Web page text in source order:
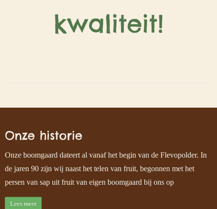
kwaliteit!
Onze historie
Onze boomgaard dateert al vanaf het begin van de Flevopolder. In
de jaren 90 zijn wij naast het telen van fruit, begonnen met het
persen van sap uit fruit van eigen boomgaard bij ons op
Lees meer